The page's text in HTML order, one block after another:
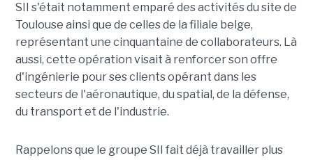
SII s'était notamment emparé des activités du site de
Toulouse ainsi que de celles de la filiale belge,
représentant une cinquantaine de collaborateurs. Là
aussi, cette opération visait à renforcer son offre
d'ingénierie pour ses clients opérant dans les
secteurs de l'aéronautique, du spatial, de la défense,
du transport et de l'industrie.
Rappelons que le groupe SII fait déjà travailler plus